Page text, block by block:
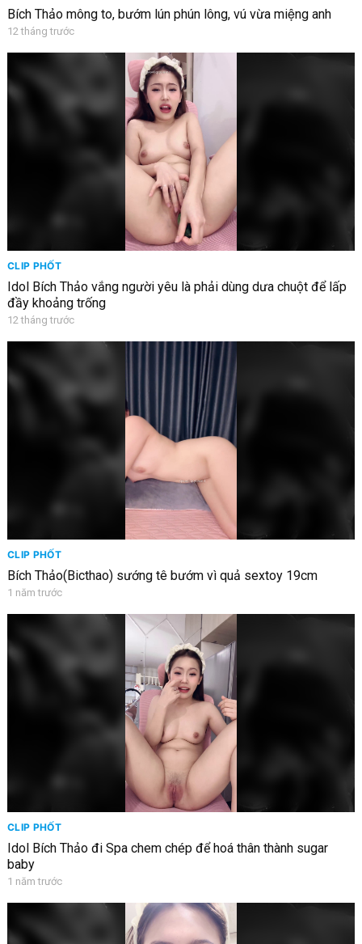
Bích Thảo mông to, bướm lún phún lông, vú vừa miệng anh
12 tháng trước
CLIP PHỐT
Idol Bích Thảo vắng người yêu là phải dùng dưa chuột để lấp
đầy khoảng trống
12 tháng trước
CLIP PHỐT
Bích Thảo(Bicthao) sướng tê bướm vì quả sextoy 19cm
1 năm trước
CLIP PHỐT
Idol Bích Thảo đi Spa chem chép để hoá thân thành sugar
baby
1 năm trước